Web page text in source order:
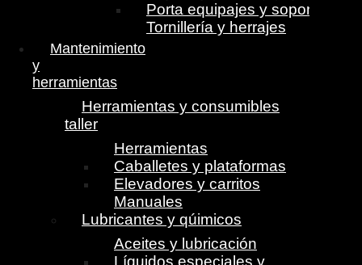
Porta equipajes y soportes
Tornillería y herrajes
Mantenimiento
y
herramientas
Herramientas y consumibles
taller
Herramientas
Caballetes y plataformas
Elevadores y carritos
Manuales
Lubricantes y qúimicos
Aceites y lubricación
Líquidos especiales y